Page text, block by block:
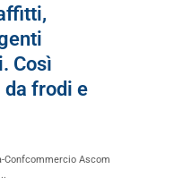
Così
frodi e
Confcommercio Ascom